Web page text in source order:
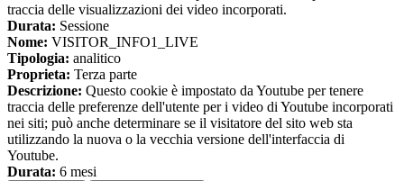
traccia delle visualizzazioni dei video incorporati.
Durata: Sessione
Nome: VISITOR_INFO1_LIVE
Tipologia: analitico
Proprieta: Terza parte
Descrizione: Questo cookie è impostato da Youtube per tenere
traccia delle preferenze dell'utente per i video di Youtube incorporati
nei siti; può anche determinare se il visitatore del sito web sta
utilizzando la nuova o la vecchia versione dell'interfaccia di
Youtube.
Durata: 6 mesi